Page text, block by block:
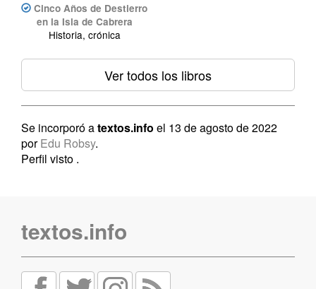
Cinco Años de Destierro
en la Isla de Cabrera
Historia, crónica
Ver todos los libros
Se incorporó atextos.info el 13 de agosto de 2022
porEdu Robsy.
Perfil visto .
textos.info